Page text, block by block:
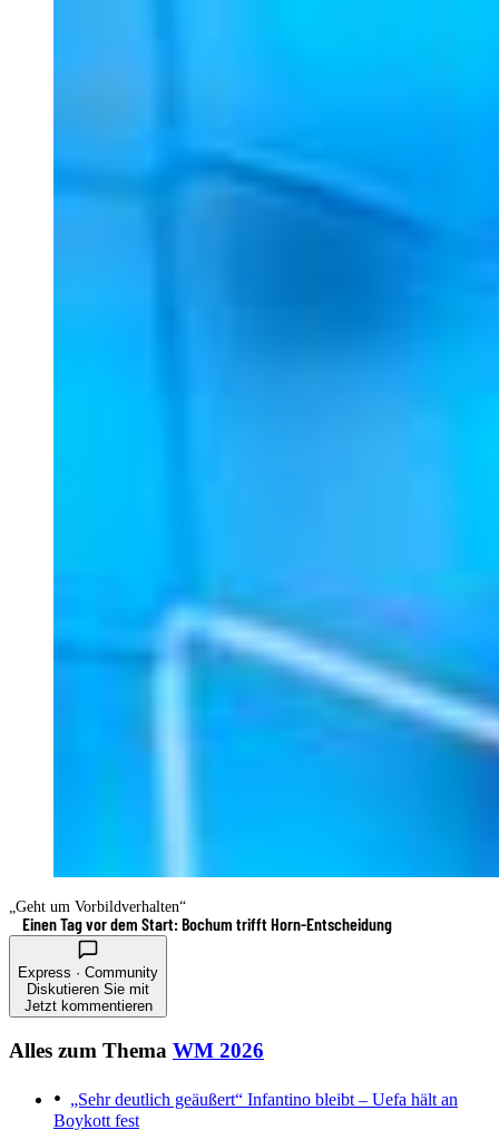
„Geht um Vorbildverhalten“
Einen Tag vor dem Start: Bochum trifft Horn-Entscheidung
Express · Community
Diskutieren Sie mit
Jetzt kommentieren
Alles zum Thema WM 2026
„Sehr deutlich geäußert“ Infantino bleibt – Uefa hält an
Boykott fest